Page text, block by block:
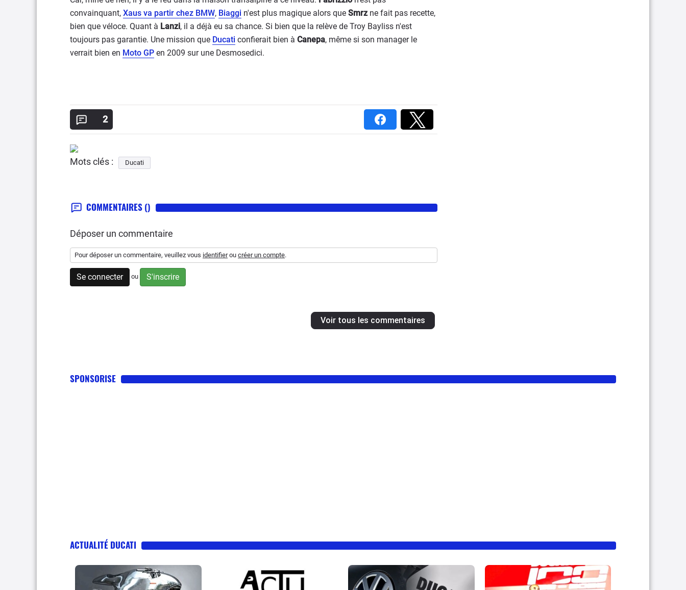
convainquant, Xaus va partir chez BMW, Biaggi n'est plus magique alors que Smrzne fait pas recette,
bien que véloce. Quant à Lanzi, il a déjà eu sa chance. Si bien que la relève de Troy Bayliss n'est
toujours pas garantie. Une mission que Ducati confierait bien à Canepa, même si son manager le
verrait bien en Moto GP en 2009 sur une Desmosedici.
2
Mots clés : Ducati
COMMENTAIRES ()
Déposer un commentaire
Pour déposer un commentaire, veuillez vous identifierou créer un compte.
Se connecter ou S'inscrire
Voir tous les commentaires
SPONSORISE
ACTUALITÉ DUCATI